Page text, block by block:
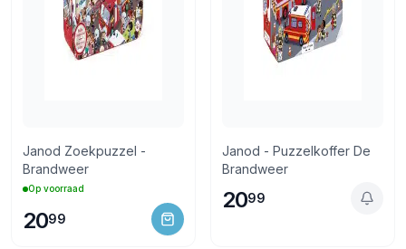
Janod Zoekpuzzel -
Brandweer
Op voorraad
2099
Janod - Puzzelkoffer De
Brandweer
2099